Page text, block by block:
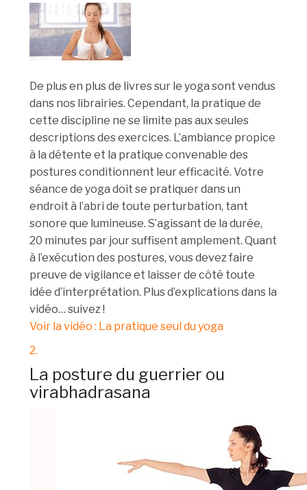
De plus en plus de livres sur le yoga sont vendus
dans nos librairies. Cependant, la pratique de
cette discipline ne se limite pas aux seules
descriptions des exercices. L’ambiance propice
à la détente et la pratique convenable des
postures conditionnent leur efficacité. Votre
séance de yoga doit se pratiquer dans un
endroit à l’abri de toute perturbation, tant
sonore que lumineuse. S’agissant de la durée,
20 minutes par jour suffisent amplement. Quant
à l’exécution des postures, vous devez faire
preuve de vigilance et laisser de côté toute
idée d’interprétation. Plus d’explications dans la
vidéo… suivez !
Voir la vidéo : La pratique seul du yoga
2.
La posture du guerrier ou
virabhadrasana